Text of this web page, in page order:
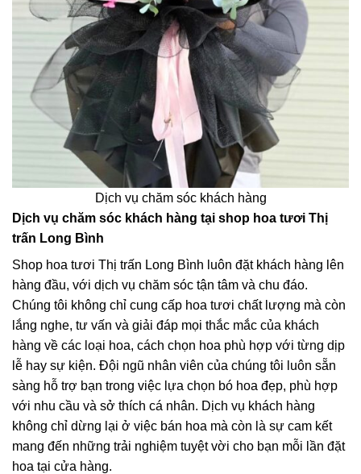
Dịch vụ chăm sóc khách hàng
Dịch vụ chăm sóc khách hàng tại shop hoa tươi Thị
trấn Long Bình
Shop hoa tươi Thị trấn Long Bình luôn đặt khách hàng lên
hàng đầu, với dịch vụ chăm sóc tận tâm và chu đáo.
Chúng tôi không chỉ cung cấp hoa tươi chất lượng mà còn
lắng nghe, tư vấn và giải đáp mọi thắc mắc của khách
hàng về các loại hoa, cách chọn hoa phù hợp với từng dịp
lễ hay sự kiện. Đội ngũ nhân viên của chúng tôi luôn sẵn
sàng hỗ trợ bạn trong việc lựa chọn bó hoa đẹp, phù hợp
với nhu cầu và sở thích cá nhân. Dịch vụ khách hàng
không chỉ dừng lại ở việc bán hoa mà còn là sự cam kết
mang đến những trải nghiệm tuyệt vời cho bạn mỗi lần đặt
hoa tại cửa hàng.